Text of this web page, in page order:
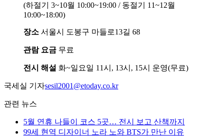
(하절기 3~10월 10:00~19:00 / 동절기 11~12월
10:00~18:00)
장소 서울시 도봉구 마들로13길 68
관람 요금 무료
전시 해설 화~일요일 11시, 13시, 15시 운영(무료)
국세실 기자sesil2001@etoday.co.kr
관련 뉴스
5월 연휴 나들이 코스 5곳… 전시 보고 산책까지
99세 현역 디자이너 노라 노와 BTS가 만난 이유